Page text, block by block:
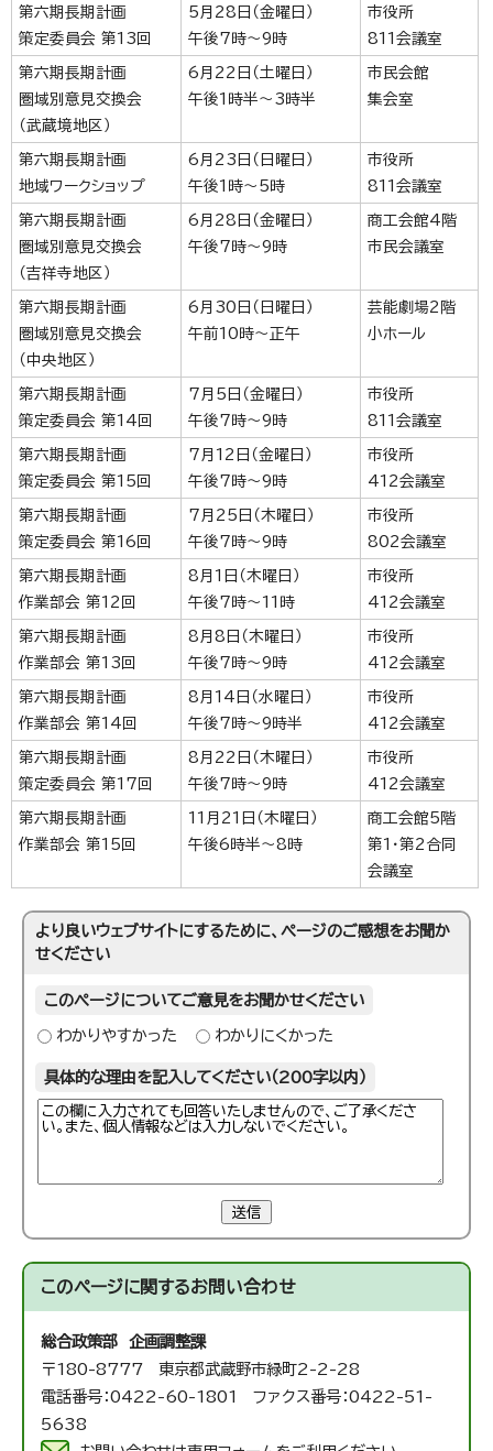
第六期長期計画
策定委員会 第13回
5月28日（金曜日）
午後7時～9時
市役所
811会議室
第六期長期計画
圏域別意見交換会
（武蔵境地区）
6月22日（土曜日）
午後1時半～3時半
市民会館
集会室
第六期長期計画
地域ワークショップ
6月23日（日曜日）
午後1時～5時
市役所
811会議室
第六期長期計画
圏域別意見交換会
（吉祥寺地区）
6月28日（金曜日）
午後7時～9時
商工会館4階
市民会議室
第六期長期計画
圏域別意見交換会
（中央地区）
6月30日（日曜日）
午前10時～正午
芸能劇場2階
小ホール
第六期長期計画
策定委員会 第14回
7月5日（金曜日）
午後7時～9時
市役所
811会議室
第六期長期計画
策定委員会 第15回
7月12日（金曜日）
午後7時～9時
市役所
412会議室
第六期長期計画
策定委員会 第16回
7月25日（木曜日）
午後7時～9時
市役所
802会議室
第六期長期計画
作業部会 第12回
8月1日（木曜日）
午後7時～11時
市役所
412会議室
第六期長期計画
作業部会 第13回
8月8日（木曜日）
午後7時～9時
市役所
412会議室
第六期長期計画
作業部会 第14回
8月14日（水曜日）
午後7時～9時半
市役所
412会議室
第六期長期計画
策定委員会 第17回
8月22日（木曜日）
午後7時～9時
市役所
412会議室
第六期長期計画
作業部会 第15回
11月21日（木曜日）
午後6時半～8時
商工会館5階
第1・第2合同
会議室
より良いウェブサイトにするために、ページのご感想をお聞か
せください
このページについてご意見をお聞かせください
わかりやすかった わかりにくかった
具体的な理由を記入してください（200字以内）
送信
このページに関するお問い合わせ
総合政策部 企画調整課
〒180-8777 東京都武蔵野市緑町2-2-28
電話番号：0422-60-1801 ファクス番号：0422-51-
5638